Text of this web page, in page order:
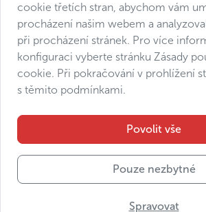
Obchodní podmínky
Ochrana osobních údajů
Prohlášení o přístupnosti
Manage consent
cookie třetích stran, abychom vám
procházení našim webem a
při procházení stránek. Pro více
konfiguraci vyberte stránku Zásady
cookie. Při pokračování v prohlížení
s těmito podmínkami.
Povolit vše
Pouze nezbytné
Spravovat